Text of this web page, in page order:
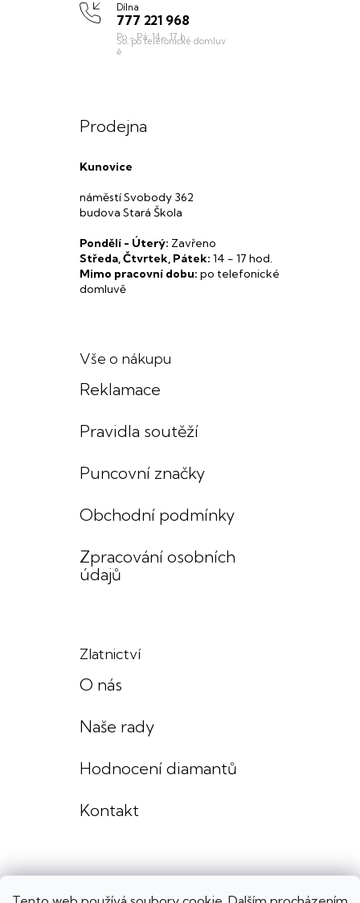
Dílna
777 221 968
Prodejna
Kunovice
náměstí Svobody 362
budova Stará Škola
Pondělí - Úterý: Zavřeno
Středa, Čtvrtek, Pátek: 14 - 17 hod.
Mimo pracovní dobu: po telefonické
domluvě
Vše o nákupu
Reklamace
Pravidla soutěží
Puncovní značky
Obchodní podmínky
Zpracování osobních
údajů
Zlatnictví
O nás
Naše rady
Hodnocení diamantů
Kontakt